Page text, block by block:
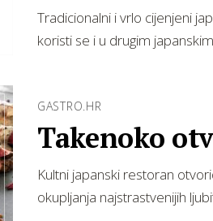
Tradicionalni i vrlo cijenjeni
koristi se i u drugim
GASTRO.HR
Takenoko
Kultni japanski restoran
okupljanja najstrastvenijih